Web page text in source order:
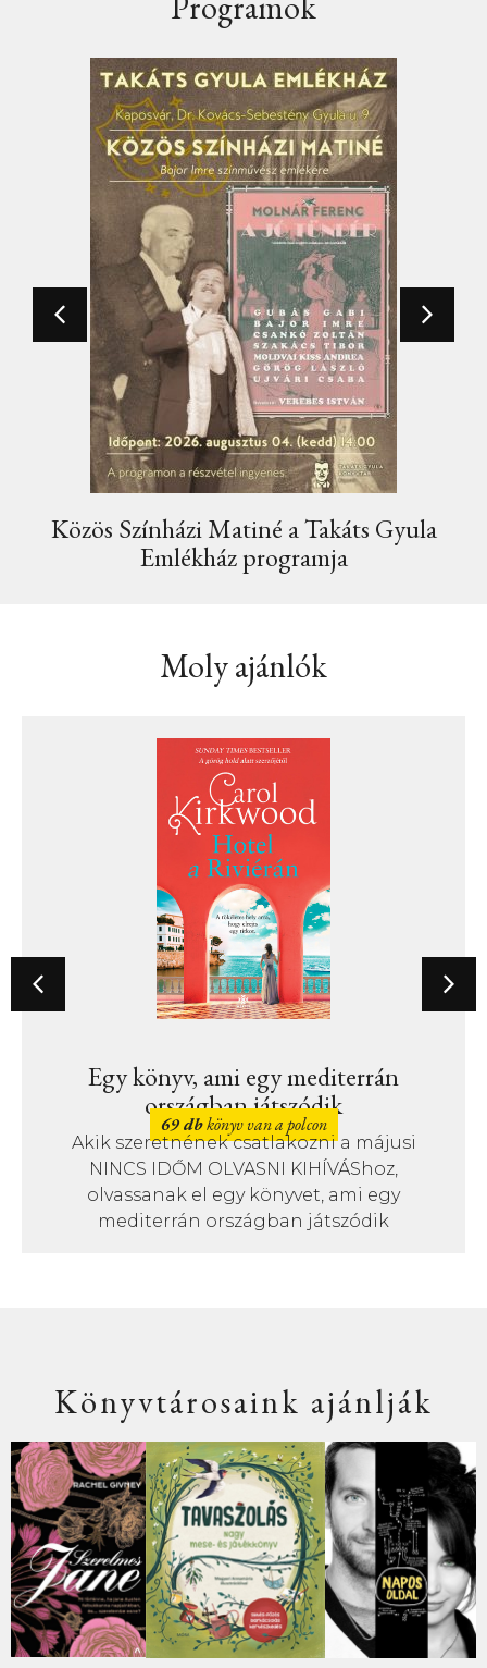
Közös Színházi Matiné a Takáts Gyula
Emlékház programja
Moly ajánlók
Egy könyv, ami egy mediterrán
országban játszódik
69 dbkönyv van a polcon
Akik szeretnének csatlakozni a májusi
NINCS IDŐM OLVASNI KIHÍVÁShoz,
olvassanak el egy könyvet, ami egy
mediterrán országban játszódik
Könyvtárosaink ajánlják